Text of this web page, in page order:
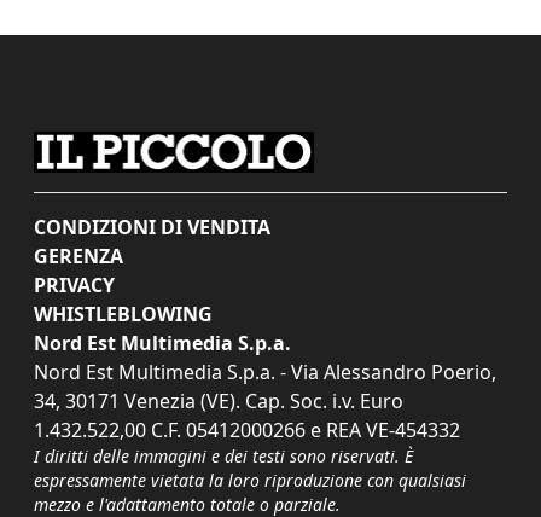
CONDIZIONI DI VENDITA
GERENZA
PRIVACY
WHISTLEBLOWING
Nord Est Multimedia S.p.a.
Nord Est Multimedia S.p.a. - Via Alessandro Poerio,
34, 30171 Venezia (VE). Cap. Soc. i.v. Euro
1.432.522,00 C.F. 05412000266 e REA VE-454332
I diritti delle immagini e dei testi sono riservati. È
espressamente vietata la loro riproduzione con qualsiasi
mezzo e l'adattamento totale o parziale.